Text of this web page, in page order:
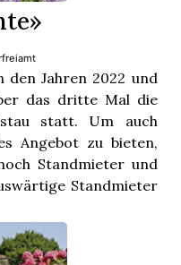
Jahren 2022 und
das dritte Mal die
statt. Um auch
Angebot zu bieten,
Standmieter und
Standmieter